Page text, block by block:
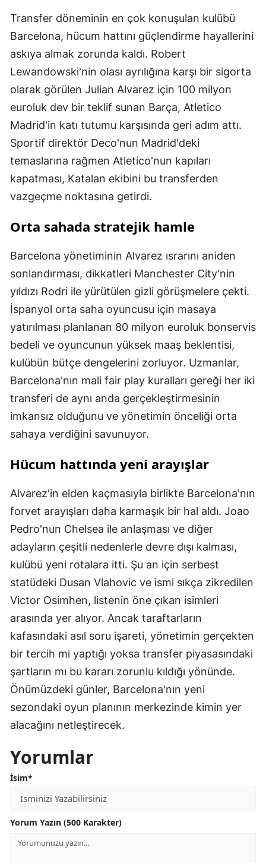
Transfer döneminin en çok konuşulan kulübü
Barcelona, hücum hattını güçlendirme hayallerini
askıya almak zorunda kaldı. Robert
Lewandowski'nin olası ayrılığına karşı bir sigorta
olarak görülen Julian Alvarez için 100 milyon
euroluk dev bir teklif sunan Barça, Atletico
Madrid'in katı tutumu karşısında geri adım attı.
Sportif direktör Deco'nun Madrid'deki
temaslarına rağmen Atletico'nun kapıları
kapatması, Katalan ekibini bu transferden
vazgeçme noktasına getirdi.
Orta sahada stratejik hamle
Barcelona yönetiminin Alvarez ısrarını aniden
sonlandırması, dikkatleri Manchester City'nin
yıldızı Rodri ile yürütülen gizli görüşmelere çekti.
İspanyol orta saha oyuncusu için masaya
yatırılması planlanan 80 milyon euroluk bonservis
bedeli ve oyuncunun yüksek maaş beklentisi,
kulübün bütçe dengelerini zorluyor. Uzmanlar,
Barcelona'nın mali fair play kuralları gereği her iki
transferi de aynı anda gerçekleştirmesinin
imkansız olduğunu ve yönetimin önceliği orta
sahaya verdiğini savunuyor.
Hücum hattında yeni arayışlar
Alvarez'in elden kaçmasıyla birlikte Barcelona'nın
forvet arayışları daha karmaşık bir hal aldı. Joao
Pedro'nun Chelsea ile anlaşması ve diğer
adayların çeşitli nedenlerle devre dışı kalması,
kulübü yeni rotalara itti. Şu an için serbest
statüdeki Dusan Vlahovic ve ismi sıkça zikredilen
Victor Osimhen, listenin öne çıkan isimleri
arasında yer alıyor. Ancak taraftarların
kafasındaki asıl soru işareti, yönetimin gerçekten
bir tercih mi yaptığı yoksa transfer piyasasındaki
şartların mı bu kararı zorunlu kıldığı yönünde.
Önümüzdeki günler, Barcelona'nın yeni
sezondaki oyun planının merkezinde kimin yer
alacağını netleştirecek.
Yorumlar
İsim*
Yorum Yazın (500 Karakter)